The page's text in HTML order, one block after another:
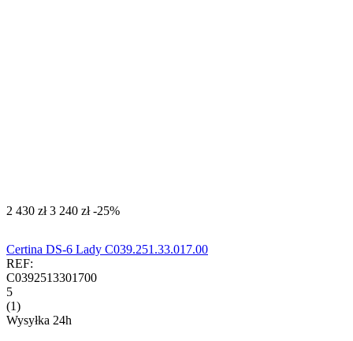
‍2 430‍ zł ‍3 240‍ zł -25%
Certina DS-6 Lady C039.251.33.017.00
REF:
C0392513301700
5
(1)
Wysyłka 24h